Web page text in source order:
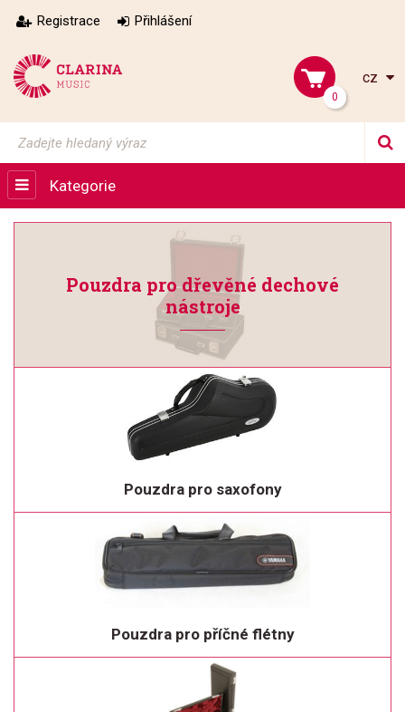
Registrace Přihlášení
0
cz
Kategorie
Pouzdra pro dřevěné dechové
nástroje
Pouzdra pro saxofony
Pouzdra pro příčné flétny